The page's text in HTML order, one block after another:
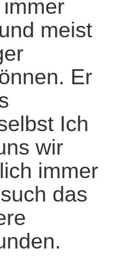
meist
Er
Ich
wir
immer
das